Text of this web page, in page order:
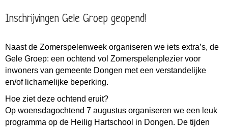
Inschrijvingen Gele Groep geopend!
Naast de Zomerspelenweek organiseren we iets extra’s, de
Gele Groep: een ochtend vol Zomerspelenplezier voor
inwoners van gemeente Dongen met een verstandelijke
en/of lichamelijke beperking.
Hoe ziet deze ochtend eruit?
Op woensdagochtend 7 augustus organiseren we een leuk
programma op de Heilig Hartschool in Dongen. De tijden